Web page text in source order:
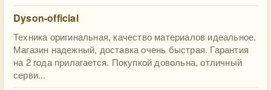
Dyson-official
Техника оригинальная, качество материалов идеальное.
Магазин надежный, доставка очень быстрая. Гарантия
на 2 года прилагается. Покупкой довольна, отличный
серви...